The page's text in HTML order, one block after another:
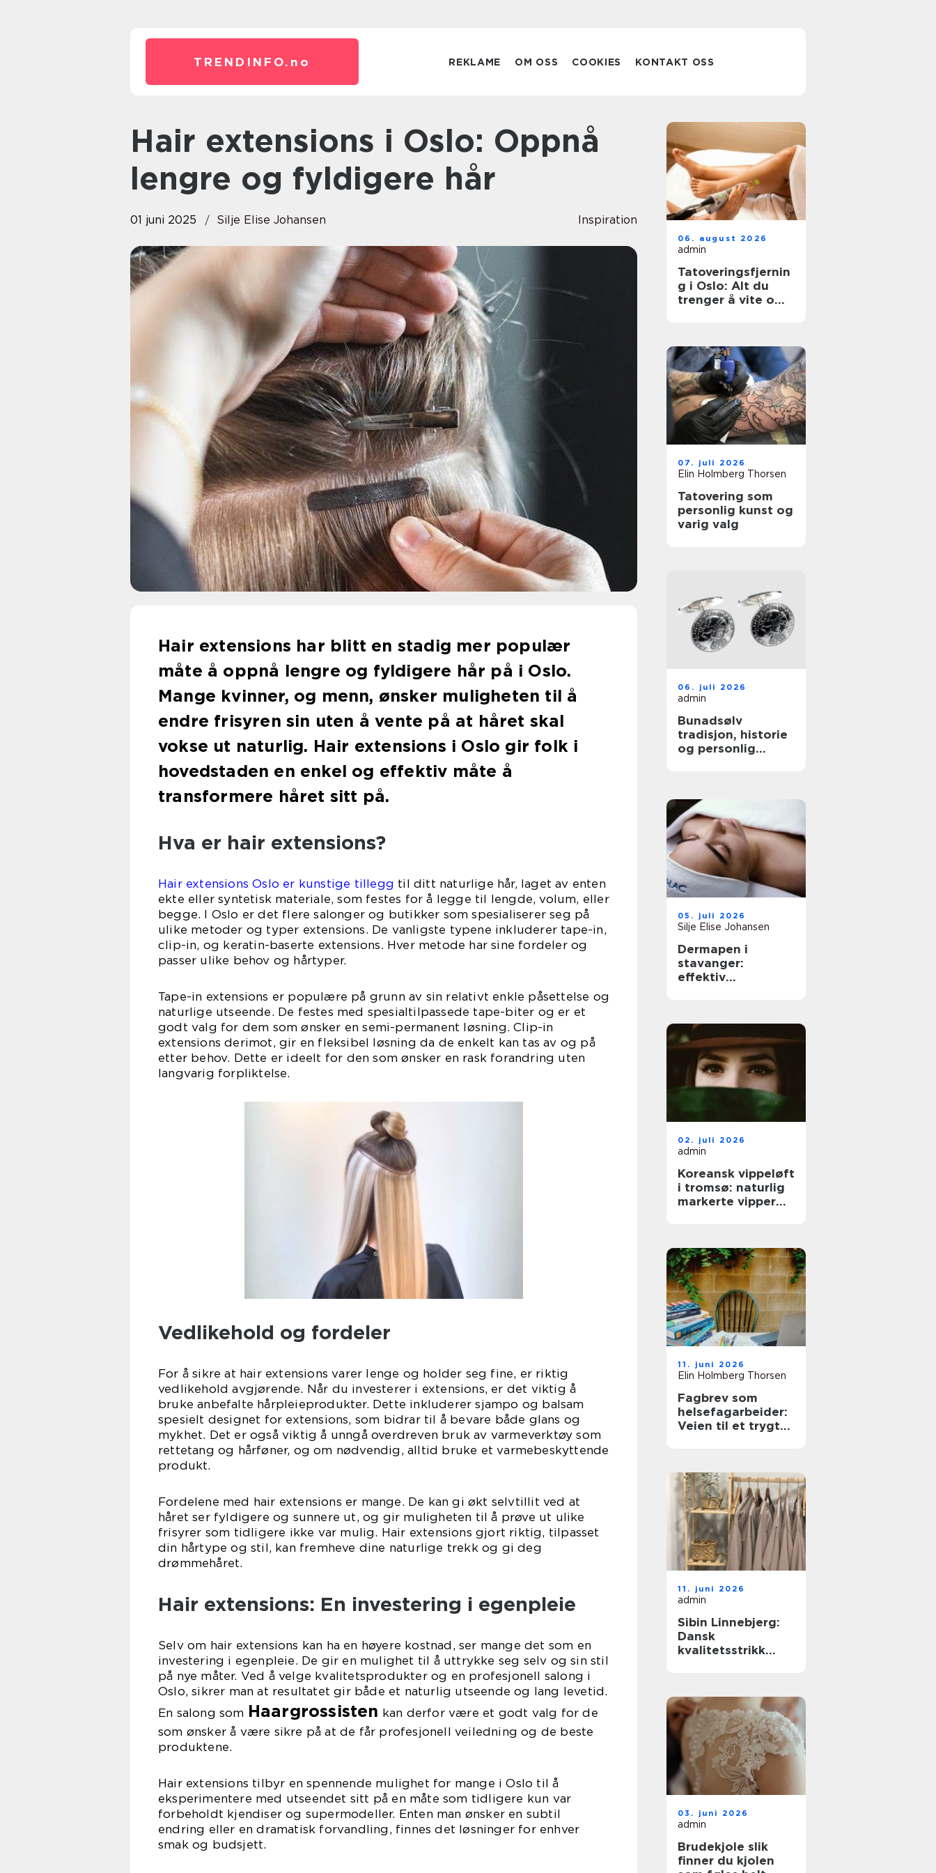
TRENDINFO. no REKLAME OM OSS COOKIES KONTAKT OSS
Hair extensions i Oslo: Oppnå
lengre og fyldigere hår
01 juni 2025 Silje Elise Johansen Inspiration
Hair extensions har blitt en stadig mer populær
måte å oppnå lengre og fyldigere hår på i Oslo.
Mange kvinner, og menn, ønsker muligheten til å
endre frisyren sin uten å vente på at håret skal
vokse ut naturlig. Hair extensions i Oslo gir folk i
hovedstaden en enkel og effektiv måte å
transformere håret sitt på.
Hva er hair extensions?
Hair extensions Oslo er kunstige tillegg til ditt naturlige hår, laget av enten
ekte eller syntetisk materiale, som festes for å legge til lengde, volum, eller
begge. I Oslo er det flere salonger og butikker som spesialiserer seg på
ulike metoder og typer extensions. De vanligste typene inkluderer tape-in,
clip-in, og keratin-baserte extensions. Hver metode har sine fordeler og
passer ulike behov og hårtyper.
Tape-in extensions er populære på grunn av sin relativt enkle påsettelse og
naturlige utseende. De festes med spesialtilpassede tape-biter og er et
godt valg for dem som ønsker en semi-permanent løsning. Clip-in
extensions derimot, gir en fleksibel løsning da de enkelt kan tas av og på
etter behov. Dette er ideelt for den som ønsker en rask forandring uten
langvarig forpliktelse.
Vedlikehold og fordeler
For å sikre at hair extensions varer lenge og holder seg fine, er riktig
vedlikehold avgjørende. Når du investerer i extensions, er det viktig å
bruke anbefalte hårpleieprodukter. Dette inkluderer sjampo og balsam
spesielt designet for extensions, som bidrar til å bevare både glans og
mykhet. Det er også viktig å unngå overdreven bruk av varmeverktøy som
rettetang og hårføner, og om nødvendig, alltid bruke et varmebeskyttende
produkt.
Fordelene med hair extensions er mange. De kan gi økt selvtillit ved at
håret ser fyldigere og sunnere ut, og gir muligheten til å prøve ut ulike
frisyrer som tidligere ikke var mulig. Hair extensions gjort riktig, tilpasset
din hårtype og stil, kan fremheve dine naturlige trekk og gi deg
drømmehåret.
Hair extensions: En investering i egenpleie
Selv om hair extensions kan ha en høyere kostnad, ser mange det som en
investering i egenpleie. De gir en mulighet til å uttrykke seg selv og sin stil
på nye måter. Ved å velge kvalitetsprodukter og en profesjonell salong i
Oslo, sikrer man at resultatet gir både et naturlig utseende og lang levetid.
En salong som Haargrossisten kan derfor være et godt valg for de
som ønsker å være sikre på at de får profesjonell veiledning og de beste
produktene.
Hair extensions tilbyr en spennende mulighet for mange i Oslo til å
eksperimentere med utseendet sitt på en måte som tidligere kun var
forbeholdt kjendiser og supermodeller. Enten man ønsker en subtil
endring eller en dramatisk forvandling, finnes det løsninger for enhver
smak og budsjett.
06. august 2026
admin
Tatoveringsfjernin
g i Oslo: Alt du
trenger å vite om
07. juli 2026
Elin Holmberg Thorsen
Tatovering som
personlig kunst og
varig valg
06. juli 2026
admin
Bunadsølv
tradisjon, historie
og personlig
05. juli 2026
Silje Elise Johansen
Dermapen i
stavanger:
effektiv
02. juli 2026
admin
Koreansk vippeløft
i tromsø: naturlig
markerte vipper
11. juni 2026
Elin Holmberg Thorsen
Fagbrev som
helsefagarbeider:
Veien til et trygt
11. juni 2026
admin
Sibin Linnebjerg:
Dansk
kvalitetsstrikk
03. juni 2026
admin
Brudekjole slik
finner du kjolen